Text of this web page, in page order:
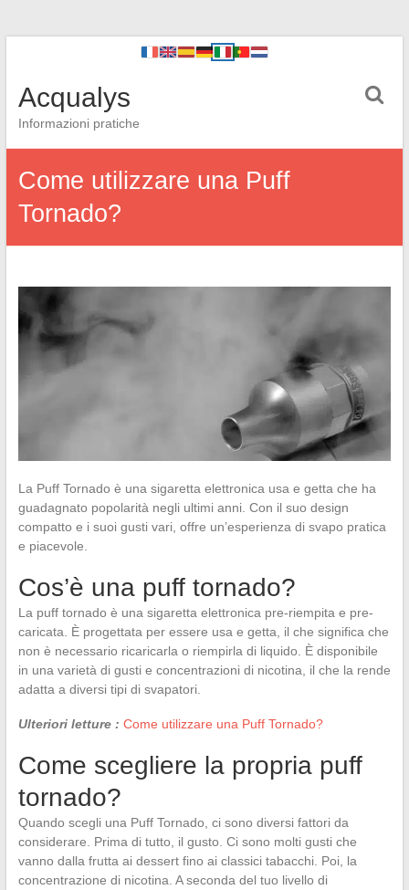
Acqualys
Informazioni pratiche
Come utilizzare una Puff
Tornado?
La Puff Tornado è una sigaretta elettronica usa e getta che ha
guadagnato popolarità negli ultimi anni. Con il suo design
compatto e i suoi gusti vari, offre un’esperienza di svapo pratica
e piacevole.
Cos’è una puff tornado?
La puff tornado è una sigaretta elettronica pre-riempita e pre-
caricata. È progettata per essere usa e getta, il che significa che
non è necessario ricaricarla o riempirla di liquido. È disponibile
in una varietà di gusti e concentrazioni di nicotina, il che la rende
adatta a diversi tipi di svapatori.
Ulteriori letture : Come utilizzare una Puff Tornado?
Come scegliere la propria puff
tornado?
Quando scegli una Puff Tornado, ci sono diversi fattori da
considerare. Prima di tutto, il gusto. Ci sono molti gusti che
vanno dalla frutta ai dessert fino ai classici tabacchi. Poi, la
concentrazione di nicotina. A seconda del tuo livello di